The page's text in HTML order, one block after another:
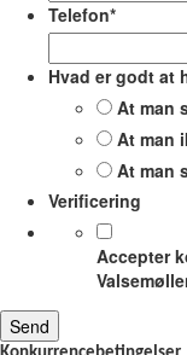
Telefon*
Hvad er godt at
At man
At man
At man
Verificering
Accepter